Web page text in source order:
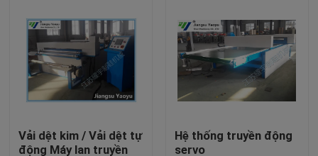
Máy cắt thủy lực
Máy ép thủy lực báo chí
Máy cắt cánh tay thủy lực
Vải dệt kim / Vải dệt tự
động Máy lan truyền
Hệ thống truyền động
servo